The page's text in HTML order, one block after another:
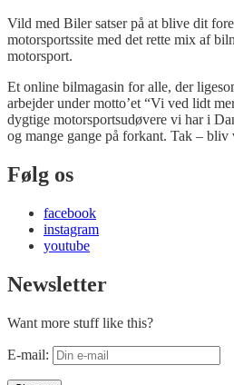
Vild med Biler satser på at blive dit
motorsportssite med det rette mix af
motorsport.
Et online bilmagasin for alle, der
arbejder under motto’et “Vi ved lidt
dygtige motorsportsudøvere vi har i
og mange gange på forkant. Tak – bliv
Følg os
facebook
instagram
youtube
Newsletter
Want more stuff like this?
E-mail: